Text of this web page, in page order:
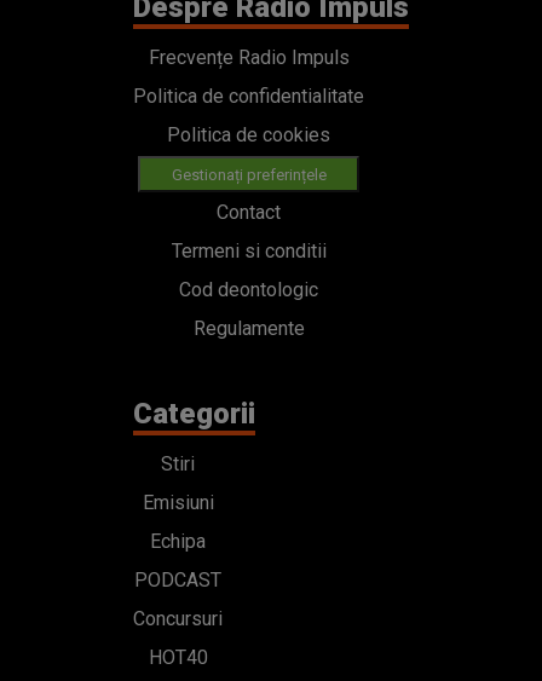
Frecvențe Radio Impuls
Politica de confidentialitate
Politica de cookies
Gestionați preferințele
Contact
Termeni si conditii
Cod deontologic
Regulamente
Categorii
Stiri
Emisiuni
Echipa
PODCAST
Concursuri
HOT40